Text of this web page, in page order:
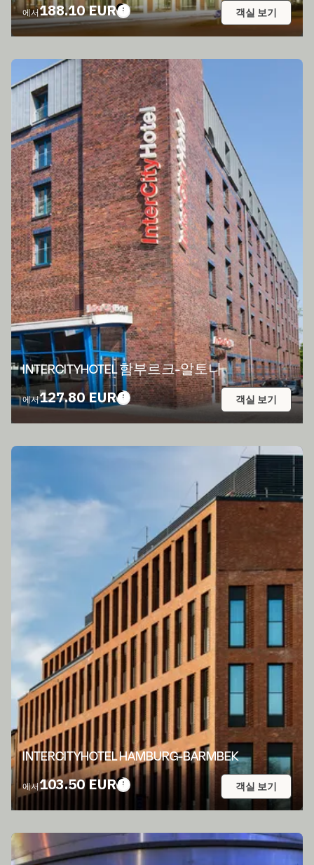
에서188.10 EUR 객실 보기
INTERCITYHOTEL 함부르크-알토나
에서127.80 EUR 객실 보기
INTERCITYHOTEL HAMBURG-BARMBEK
에서103.50 EUR 객실 보기